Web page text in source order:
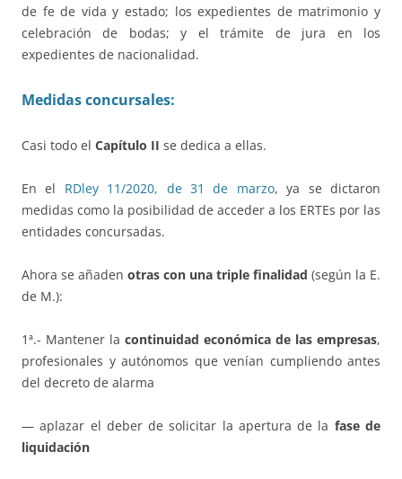
de fe de vida y estado; los expedientes de matrimonio y
celebración de bodas; y el trámite de jura en los
expedientes de nacionalidad.
Medidas concursales:
Casi todo el Capítulo II se dedica a ellas.
En el RDley 11/2020, de 31 de marzo, ya se dictaron
medidas como la posibilidad de acceder a los ERTEs por las
entidades concursadas.
Ahora se añaden otras con una triple finalidad (según la E.
de M.):
1ª.- Mantener la continuidad económica de las empresas,
profesionales y autónomos que venían cumpliendo antes
del decreto de alarma
— aplazar el deber de solicitar la apertura de la fase de
liquidación